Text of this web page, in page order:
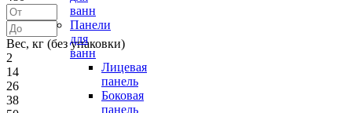
ванн
Панели
для
ванн
Лицевая
панель
Боковая
панель
Вес, кг (без упаковки)
2
14
26
38